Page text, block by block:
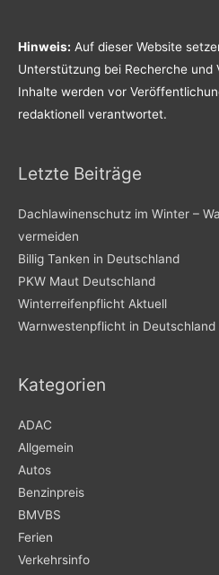
Hinweis: Auf dieser Website
Unterstützung bei Recherche und
Inhalte werden vor
redaktionell verantwortet.
Letzte Beiträge
Dachlawinenschutz im Winter –
vermeiden
Billig Tanken in Deutschland
PKW Maut Deutschland
Winterreifenpflicht Aktuell
Warnwestenpflicht in Deutschland
Kategorien
ADAC
Allgemein
Autos
Benzinpreis
BMVBS
Ferien
Verkehrsinfo